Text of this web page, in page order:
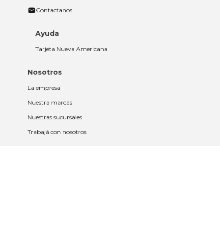
Contactanos
Ayuda
Tarjeta Nueva Americana
Nosotros
La empresa
Nuestra marcas
Nuestras sucursales
Trabajá con nosotros